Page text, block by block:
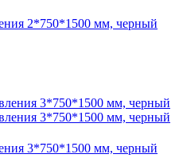
2*750*1500 мм, черный
3*750*1500 мм, черный